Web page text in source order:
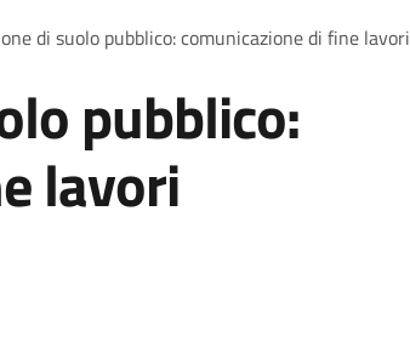
di suolo pubblico: comunicazione di fine lavori
pubblico:
lavori